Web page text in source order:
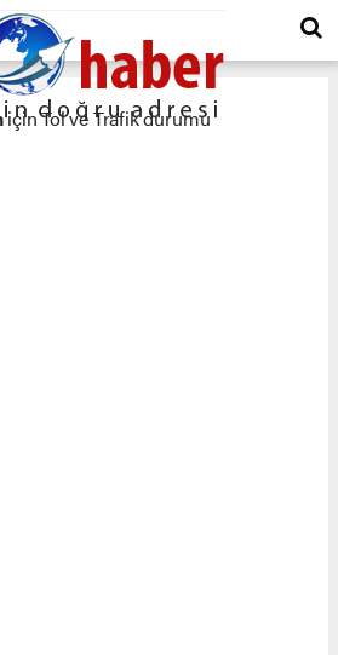
için Tol ve Trafik durumu